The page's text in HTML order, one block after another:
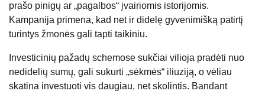
prašo pinigų ar „pagalbos“ įvairiomis istorijomis.
Kampanija primena, kad net ir didelę gyvenimišką patirtį
turintys žmonės gali tapti taikiniu.
Investicinių pažadų schemose sukčiai vilioja pradėti nuo
nedidelių sumų, gali sukurti „sėkmės“ iliuziją, o vėliau
skatina investuoti vis daugiau, net skolintis. Bandant